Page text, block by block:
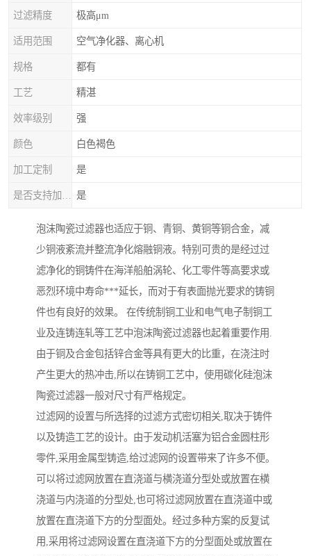
过滤精度 极高μm
适用范围 空气净化器、离心机
规格 都有
工艺 精湛
效率级别 强
颜色 白色褐色
加工定制 是
是
泡沫陶瓷过滤器也适应于铜、青铜、黄铜等铜合金，减
少铜液紊流并整流净化熔融铜液。特别可贵的是经过过
滤净化的铜铸件在海洋船舶涡轮、化工零件等高要求或
恶烈环境中寿命***延长，而对于有表面抛光要求的铸铜
件也有良好的效果。 在传统制铜工业和电气电子制铜工
业及连铸连轧等工艺中泡沫陶瓷过滤器也起着重要作用.
由于铜及合金包括锌合金等具有更大的比重，在浇注时
产生更大的热冲击,所以在铸铜工艺中，使用碳化硅泡沫
陶瓷过滤器一般对尺寸有严格规定。
过滤网的设置与所选择的过滤方式密切相关,取决于铸件
以及铸造工艺的设计。由于发动机活塞为铝合金圆柱形
零件,采用金属型铸造,给过滤网的设置带来了许多不便。
可以将过滤网放置在直浇道与横浇道分型处或放置在横
浇道与内浇道的分型处,也可将过滤网放置在直浇道中或
放置在直浇道下方的分型面处。经过多种方案的反复试
用,采用将过滤网设置在直浇道下方的分型面处或放置在